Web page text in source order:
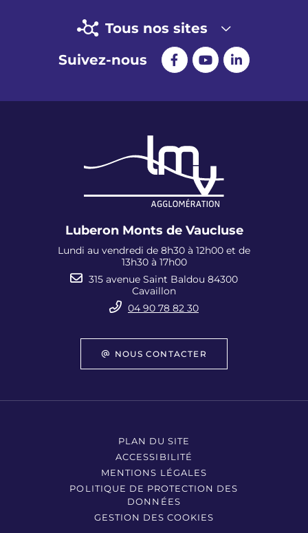
Tous nos sites
Suivez-nous
Luberon Monts de Vaucluse
Lundi au vendredi de 8h30 à 12h00 et de
13h30 à 17h00
315 avenue Saint Baldou 84300
Cavaillon
04 90 78 82 30
NOUS CONTACTER
PLAN DU SITE
ACCESSIBILITÉ
MENTIONS LÉGALES
POLITIQUE DE PROTECTION DES
DONNÉES
GESTION DES COOKIES